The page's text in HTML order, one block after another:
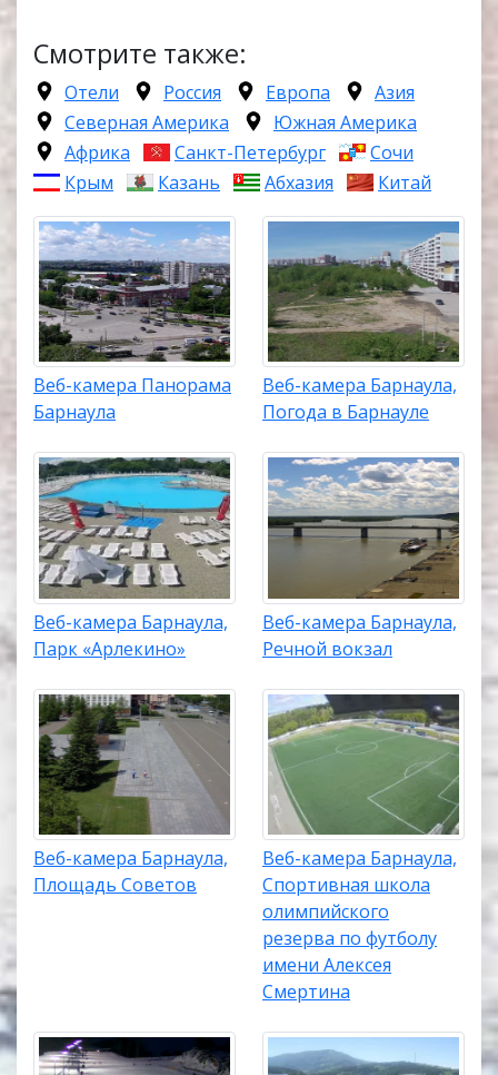
Смотрите также:
Отели Россия Европа
Азия
Северная Америка
Южная Америка
Африка
Санкт-Петербург
Сочи
Крым
Казань Абхазия Китай
Веб-камера Панорама
Барнаула
Веб-камера Барнаула,
Погода в Барнауле
Веб-камера Барнаула,
Парк «Арлекино»
Веб-камера Барнаула,
Речной вокзал
Веб-камера Барнаула,
Площадь Советов
Веб-камера Барнаула,
Спортивная школа
олимпийского
резерва по футболу
имени Алексея
Смертина